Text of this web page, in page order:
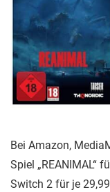
Bei Amazon,
Spiel „REANIMAL“
Switch 2 für je